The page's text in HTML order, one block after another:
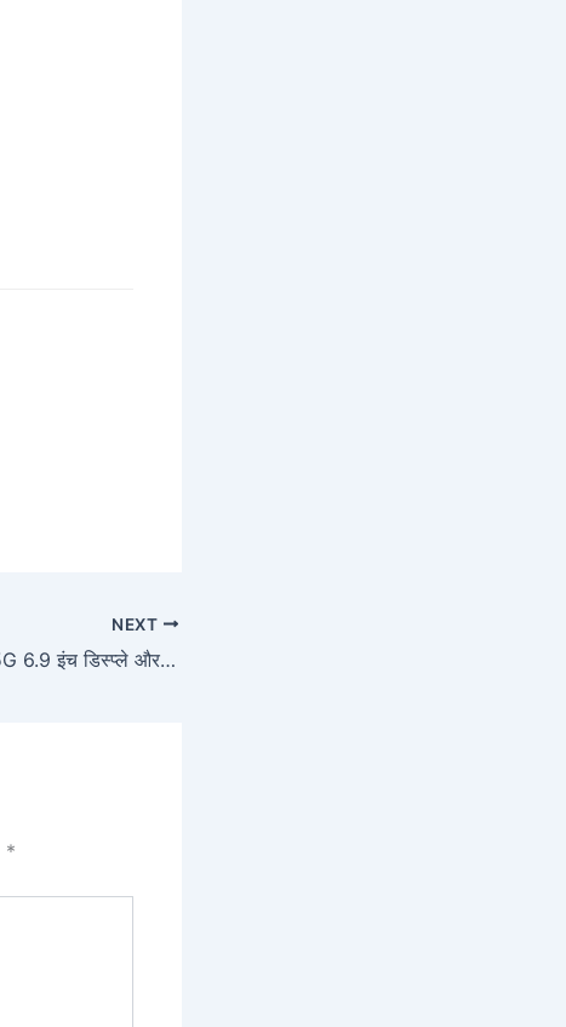
NEXT
Poco M7 Plus 5G 6.9 इंच डिस्प्ले और 7,000mAh बैटरी वाला फोन, कीमत 13,999 से शुरू
*